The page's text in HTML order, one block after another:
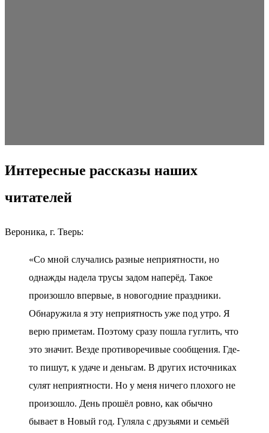
Интересные рассказы наших
читателей
Вероника, г. Тверь:
«Со мной случались разные неприятности, но
однажды надела трусы задом наперёд. Такое
произошло впервые, в новогодние праздники.
Обнаружила я эту неприятность уже под утро. Я
верю приметам. Поэтому сразу пошла гуглить, что
это значит. Везде противоречивые сообщения. Где-
то пишут, к удаче и деньгам. В других источниках
сулят неприятности. Но у меня ничего плохого не
произошло. День прошёл ровно, как обычно
бывает в Новый год. Гуляла с друзьями и семьёй